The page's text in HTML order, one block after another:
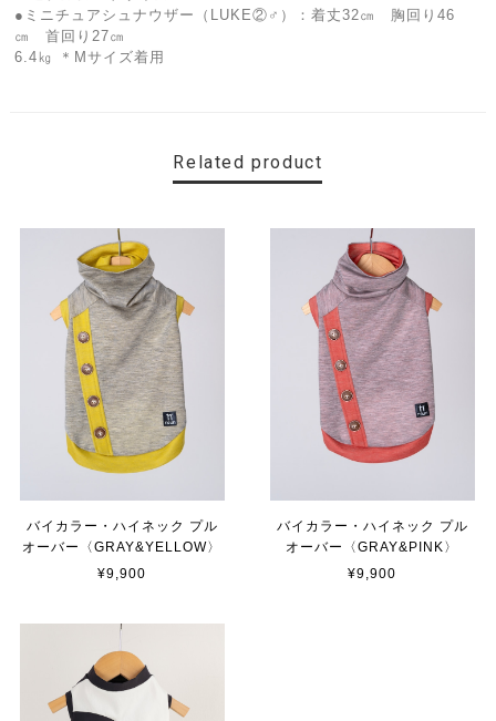
●ミニチュアシュナウザー（LUKE②♂）：着丈32㎝ 胸回り46
㎝ 首回り27㎝
6.4㎏ ＊Mサイズ着用
Related product
バイカラー・ハイネック プル
オーバー〈GRAY&YELLOW〉
¥9,900
バイカラー・ハイネック プル
オーバー〈GRAY&PINK〉
¥9,900